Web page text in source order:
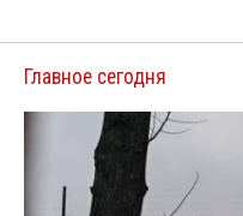
Главное сегодня